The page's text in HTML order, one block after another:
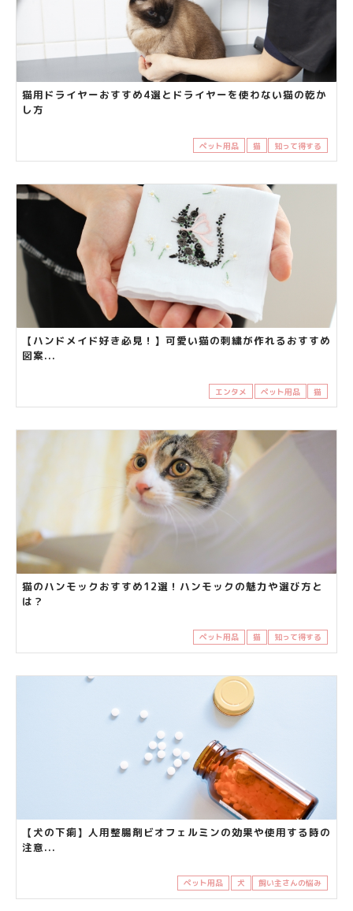
猫用ドライヤーおすすめ4選とドライヤーを使わない猫の乾か
し方
ペット用品 猫 知って得する
【ハンドメイド好き必見！】可愛い猫の刺繍が作れるおすすめ
図案...
エンタメ ペット用品 猫
猫のハンモックおすすめ12選！ハンモックの魅力や選び方と
は？
ペット用品 猫 知って得する
【犬の下痢】人用整腸剤ビオフェルミンの効果や使用する時の
注意...
ペット用品 犬 飼い主さんの悩み